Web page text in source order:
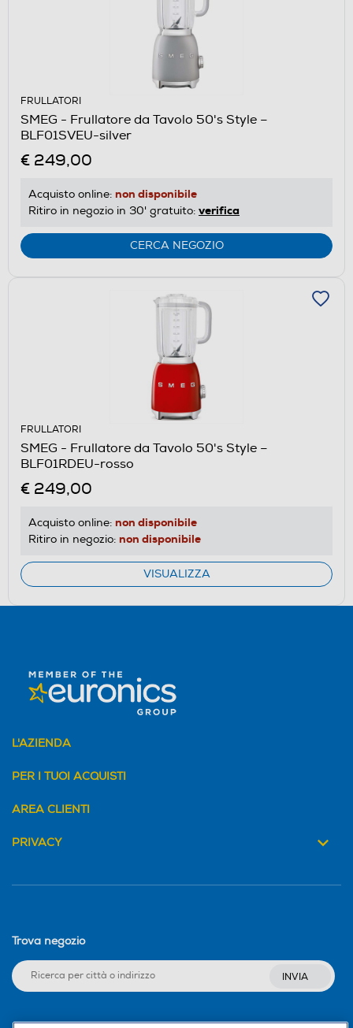
FRULLATORI
SMEG - Frullatore da Tavolo 50's Style –
BLF01SVEU-silver
€ 249,00
Acquisto online: non disponibile
Ritiro in negozio in 30' gratuito: verifica
CERCA NEGOZIO
FRULLATORI
SMEG - Frullatore da Tavolo 50's Style –
BLF01RDEU-rosso
€ 249,00
Acquisto online: non disponibile
Ritiro in negozio: non disponibile
VISUALIZZA
L'AZIENDA
PER I TUOI ACQUISTI
AREA CLIENTI
PRIVACY
Trova negozio
INVIA